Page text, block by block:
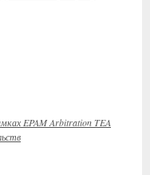
EPAM Arbitration TEA